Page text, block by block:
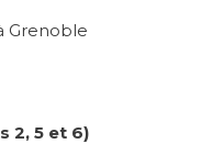
Grenoble
2, 5 et 6)